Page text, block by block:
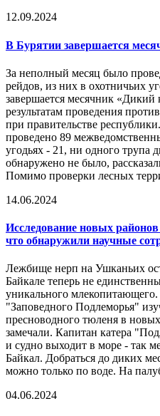
12.09.2024
В Бурятии завершается
За неполный месяц было
рейдов, из них в охотничьих
завершается месячник
результатам проведения
при правительстве
проведено 89
угодьях - 21, ни одного трупа
обнаружено не было,
Помимо проверки лесных
14.06.2024
Исследование новых
что обнаружили научные
Лежбище нерп на Ушканьих
Байкале теперь не
уникального
"Заповедного Подлеморья"
пресноводного тюленя в
замечали. Капитан катера
и судно выходит в море - так
Байкал. Добраться до диких
можно только по воде. На
04.06.2024